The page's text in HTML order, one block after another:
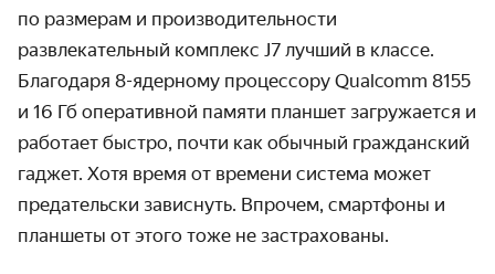
по размерам и производительности
развлекательный комплекс J7 лучший в классе.
Благодаря 8-ядерному процессору Qualcomm 8155
и 16 Гб оперативной памяти планшет загружается и
работает быстро, почти как обычный гражданский
гаджет. Хотя время от времени система может
предательски зависнуть. Впрочем, смартфоны и
планшеты от этого тоже не застрахованы.